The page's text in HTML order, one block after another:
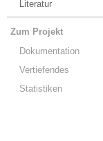
Literatur
Zum Projekt
Dokumentation
Vertiefendes
Statistiken